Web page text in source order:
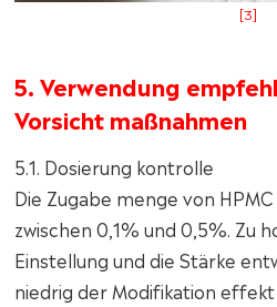
[3]
5. Verwendung
Vorsicht maßnahmen
5.1. Dosierung kontrolle
Die Zugabe menge von
zwischen 0,1% und 0,5%. Zu
Einstellung und die Stärke
niedrig der Modifikation